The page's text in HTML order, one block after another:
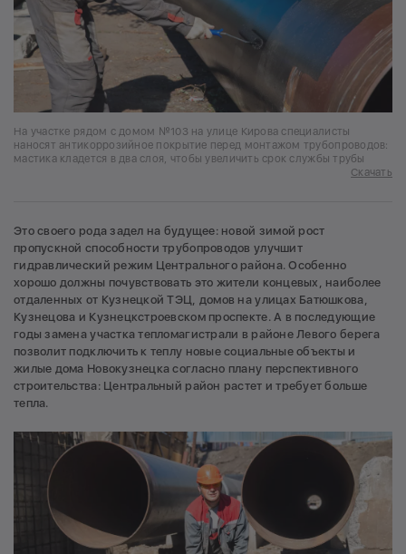
На участке рядом с домом №103 на улице Кирова специалисты
наносят антикоррозийное покрытие перед монтажом трубопроводов:
мастика кладется в два слоя, чтобы увеличить срок службы трубы
Скачать
Это своего рода задел на будущее: новой зимой рост
пропускной способности трубопроводов улучшит
гидравлический режим Центрального района. Особенно
хорошо должны почувствовать это жители концевых, наиболее
отдаленных от Кузнецкой ТЭЦ, домов на улицах Батюшкова,
Кузнецова и Кузнецкстроевском проспекте. А в последующие
годы замена участка тепломагистрали в районе Левого берега
позволит подключить к теплу новые социальные объекты и
жилые дома Новокузнецка согласно плану перспективного
строительства: Центральный район растет и требует больше
тепла.